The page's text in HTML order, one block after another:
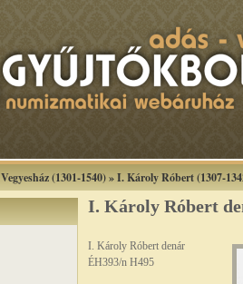
Vegyesház (1301-1540)»I. Károly Róbert (1307-
I. Károly Róbert
I. Károly Róbert denár
ÉH393/n H495